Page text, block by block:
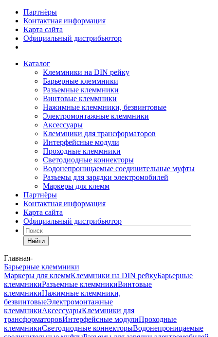
Партнёры
Контактная информация
Карта сайта
Официальный дистрибьютор
Каталог
Клеммники на DIN рейку
Барьерные клеммники
Разъемные клеммники
Винтовые клеммники
Нажимные клеммники, безвинтовые
Электромонтажные клеммники
Аксессуары
Клеммники для трансформаторов
Интерфейсные модули
Проходные клеммники
Светодиодные коннекторы
Водонепроницаемые соединительные муфты
Разъемы для зарядки электромобилей
Маркеры для клемм
Партнёры
Контактная информация
Карта сайта
Официальный дистрибьютор
Найти
Главная-
Барьерные клеммники
Маркеры для клеммКлеммники на DIN рейкуБарьерные
клеммникиРазъемные клеммникиВинтовые
клеммникиНажимные клеммники,
безвинтовыеЭлектромонтажные
клеммникиАксессуарыКлеммники для
трансформаторовИнтерфейсные модулиПроходные
клеммникиСветодиодные коннекторыВодонепроницаемые